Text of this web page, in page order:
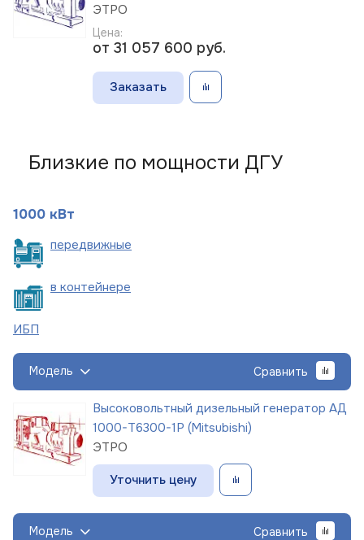
ЭТРО
Цена:
от 31 057 600 руб.
Заказать
Близкие по мощности ДГУ
1000 кВт
передвижные
в контейнере
ИБП
Модель Сравнить
Высоковольтный дизельный генератор АД
1000-Т6300-1Р (Mitsubishi)
ЭТРО
Уточнить цену
Модель Сравнить